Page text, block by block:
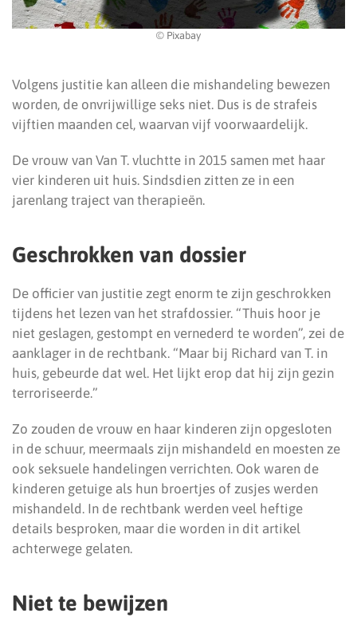
© Pixabay
Volgens justitie kan alleen die mishandeling bewezen
worden, de onvrijwillige seks niet. Dus is de strafeis
vijftien maanden cel, waarvan vijf voorwaardelijk.
De vrouw van Van T. vluchtte in 2015 samen met haar
vier kinderen uit huis. Sindsdien zitten ze in een
jarenlang traject van therapieën.
Geschrokken van dossier
De officier van justitie zegt enorm te zijn geschrokken
tijdens het lezen van het strafdossier. “Thuis hoor je
niet geslagen, gestompt en vernederd te worden”, zei de
aanklager in de rechtbank. “Maar bij Richard van T. in
huis, gebeurde dat wel. Het lijkt erop dat hij zijn gezin
terroriseerde.”
Zo zouden de vrouw en haar kinderen zijn opgesloten
in de schuur, meermaals zijn mishandeld en moesten ze
ook seksuele handelingen verrichten. Ook waren de
kinderen getuige als hun broertjes of zusjes werden
mishandeld. In de rechtbank werden veel heftige
details besproken, maar die worden in dit artikel
achterwege gelaten.
Niet te bewijzen